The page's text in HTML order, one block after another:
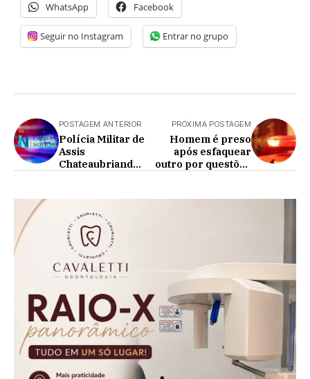
WhatsApp Facebook
Seguir no Instagram Entrar no grupo
POSTAGEM ANTERIOR
Polícia Militar de
Assis
Chateaubriand
PRÓXIMA POSTAGEM
Homem é preso
após esfaquear
outro por questões